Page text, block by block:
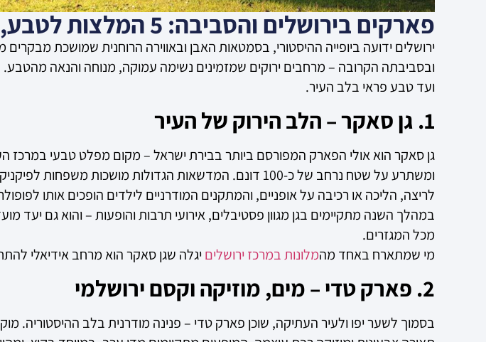
פארקים בירושלים והסביבה: 5 המלצות לטבע, נוף ומנוחה בעיר הבירה
ירושלים ידועה ביופייה ההיסטורי, בסמטאות האבן ובאווירה הרוחנית שמושכת
ובסביבתה הקרובה – מרחבים ירוקים שמזמינים נשימה עמוקה, מנוחה והנאה
ועד טבע פראי בלב העיר.
1. גן סאקר – הלב הירוק של העיר
גן סאקר הוא אולי הפארק המפורסם ביותר בבירת ישראל – מקום מפלט טבעי במרכז
ומשתרע על שטח נרחב של כ-100 דונם. המדשאות הגדולות
לריצה, הליכה או רכיבה על אופניים, והמתקנים המודרניים לילדים הופכים אותו
במהלך השנה מתקיימים בגן מגוון פסטיבלים, אירועי תרבות והופעות – והוא גם יעד
מכל המגזרים.
מי שמתארח באחד מהמלונות במרכז ירושליםיגלה שגן סאקר הוא מרחב אידיאלי
2. פארק טדי – מים, מוזיקה וקסם ירושלמי
בסמוך לשער יפו ולעיר העתיקה, שוכן פארק טדי – פנינה מודרנית בלב